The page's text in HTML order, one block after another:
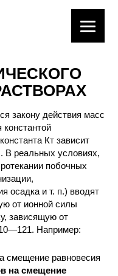
закону действия масс
константой
Кт зависит
В реальных условиях,
побочных
осадка и т. п.) вводят
от ионной силы
зависящую от
Например:
на смещение